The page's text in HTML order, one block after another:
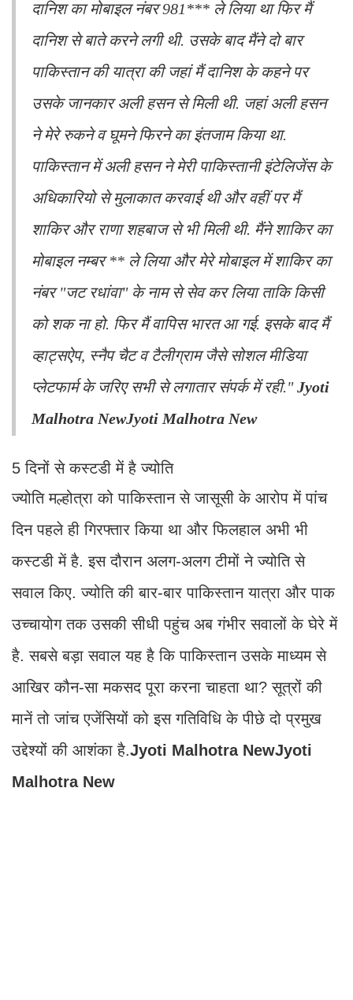
दानिश का मोबाइल नंबर 981*** ले लिया था फिर मैं
दानिश से बाते करने लगी थी. उसके बाद मैंने दो बार
पाकिस्तान की यात्रा की जहां मैं दानिश के कहने पर
उसके जानकार अली हसन से मिली थी. जहां अली हसन
ने मेरे रुकने व घूमने फिरने का इंतजाम किया था.
पाकिस्तान में अली हसन ने मेरी पाकिस्तानी इंटेलिजेंस के
अधिकारियो से मुलाकात करवाई थी और वहीं पर मैं
शाकिर और राणा शहबाज से भी मिली थी. मैंने शाकिर का
मोबाइल नम्बर ** ले लिया और मेरे मोबाइल में शाकिर का
नंबर "जट रधांवा" के नाम से सेव कर लिया ताकि किसी
को शक ना हो. फिर मैं वापिस भारत आ गई. इसके बाद मैं
व्हाट्सऐप, स्नैप चैट व टैलीग्राम जैसे सोशल मीडिया
प्लेटफार्म के जरिए सभी से लगातार संपर्क में रही."Jyoti
Malhotra NewJyoti Malhotra New
5 दिनों से कस्टडी में है ज्योति
ज्योति मल्होत्रा को पाकिस्तान से जासूसी के आरोप में पांच
दिन पहले ही गिरफ्तार किया था और फिलहाल अभी भी
कस्टडी में है. इस दौरान अलग-अलग टीमों ने ज्योति से
सवाल किए. ज्योति की बार-बार पाकिस्तान यात्रा और पाक
उच्चायोग तक उसकी सीधी पहुंच अब गंभीर सवालों के घेरे में
है. सबसे बड़ा सवाल यह है कि पाकिस्तान उसके माध्यम से
आखिर कौन-सा मकसद पूरा करना चाहता था? सूत्रों की
मानें तो जांच एजेंसियों को इस गतिविधि के पीछे दो प्रमुख
उद्देश्यों की आशंका है.Jyoti Malhotra NewJyoti
Malhotra New